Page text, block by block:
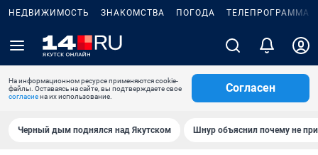
НЕДВИЖИМОСТЬ ЗНАКОМСТВА ПОГОДА ТЕЛЕПРОГРАММА
На информационном ресурсе применяются cookie-
файлы. Оставаясь на сайте, вы подтверждаете свое
согласиена их использование.
Согласен
Черный дым поднялся над Якутском Шнур объяснил почему не